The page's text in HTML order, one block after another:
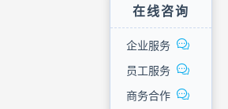
在线咨询
企业服务
员工服务
商务合作